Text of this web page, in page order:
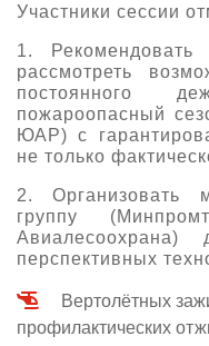
Участники сессии
1.
рассмотреть
постоянного
пожароопасный
ЮАР) с
не только
2. Организовать
группу
Авиалесоохрана)
перспективных
Вертолётных
профилактических